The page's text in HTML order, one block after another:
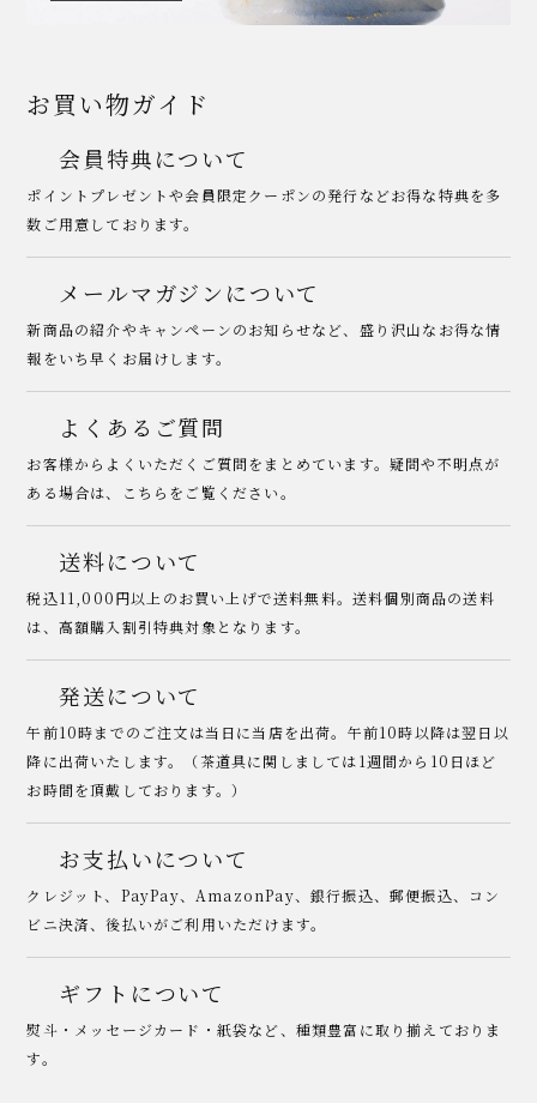
お買い物ガイド
会員特典について
ポイントプレゼントや会員限定クーポンの発行などお得な特典を多
数ご用意しております。
メールマガジンについて
新商品の紹介やキャンペーンのお知らせなど、盛り沢山なお得な情
報をいち早くお届けします。
よくあるご質問
お客様からよくいただくご質問をまとめています。疑問や不明点が
ある場合は、こちらをご覧ください。
送料について
税込11,000円以上のお買い上げで送料無料。送料個別商品の送料
は、高額購入割引特典対象となります。
発送について
午前10時までのご注文は当日に当店を出荷。午前10時以降は翌日以
降に出荷いたします。（茶道具に関しましては1週間から10日ほど
お時間を頂戴しております。）
お支払いについて
クレジット、PayPay、AmazonPay、銀行振込、郵便振込、コン
ビニ決済、後払いがご利用いただけます。
ギフトについて
熨斗・メッセージカード・紙袋など、種類豊富に取り揃えておりま
す。